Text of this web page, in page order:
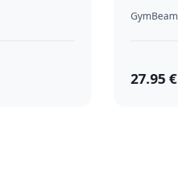
GymBeam
27.95 €